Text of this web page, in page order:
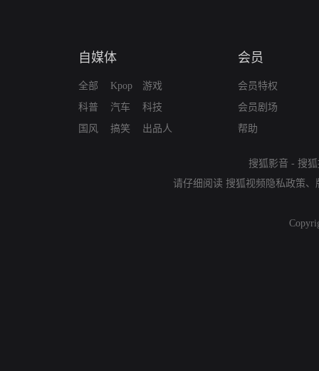
自媒体
全部
科普
国风
Kpop
汽车
搞笑
游戏
科技
出品人
会员
会员特权
会员剧场
帮助
搜狐影音 - 搜
请仔细阅读 搜狐视频隐私政策、